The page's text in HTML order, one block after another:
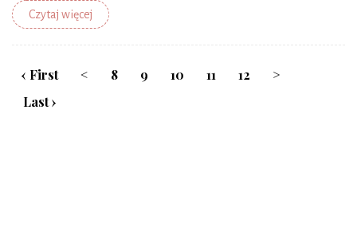
Czytaj więcej
‹ First < 8 9 10 11 12
>
Last ›